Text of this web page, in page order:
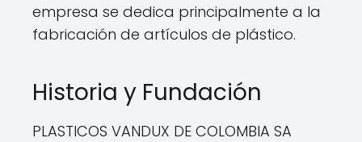
empresa se dedica principalmente a la
fabricación de artículos de plástico.
Historia y Fundación
PLASTICOS VANDUX DE COLOMBIA SA